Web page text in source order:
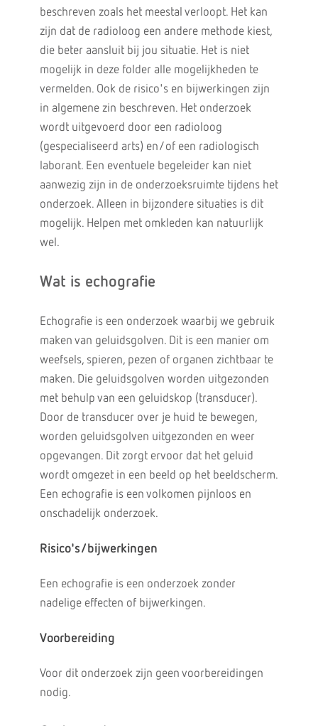
beschreven zoals het meestal verloopt. Het kan
zijn dat de radioloog een andere methode kiest,
die beter aansluit bij jou situatie. Het is niet
mogelijk in deze folder alle mogelijkheden te
vermelden. Ook de risico's en bijwerkingen zijn
in algemene zin beschreven. Het onderzoek
wordt uitgevoerd door een radioloog
(gespecialiseerd arts) en/of een radiologisch
laborant. Een eventuele begeleider kan niet
aanwezig zijn in de onderzoeksruimte tijdens het
onderzoek. Alleen in bijzondere situaties is dit
mogelijk. Helpen met omkleden kan natuurlijk
wel.
Wat is echografie
Echografie is een onderzoek waarbij we gebruik
maken van geluidsgolven. Dit is een manier om
weefsels, spieren, pezen of organen zichtbaar te
maken. Die geluidsgolven worden uitgezonden
met behulp van een geluidskop (transducer).
Door de transducer over je huid te bewegen,
worden geluidsgolven uitgezonden en weer
opgevangen. Dit zorgt ervoor dat het geluid
wordt omgezet in een beeld op het beeldscherm.
Een echografie is een volkomen pijnloos en
onschadelijk onderzoek.
Risico's/bijwerkingen
Een echografie is een onderzoek zonder
nadelige effecten of bijwerkingen.
Voorbereiding
Voor dit onderzoek zijn geen voorbereidingen
nodig.